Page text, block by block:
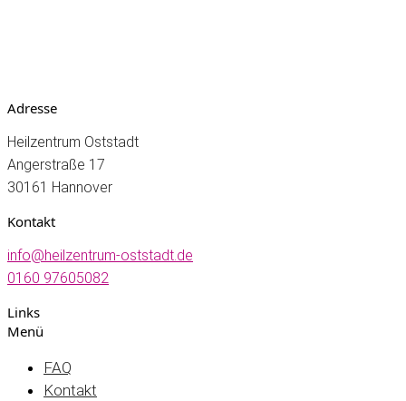
Adresse
Heilzentrum Oststadt
Angerstraße 17
30161 Hannover
Kontakt
info@heilzentrum-oststadt.de
0160 97605082
Links
Menü
FAQ
Kontakt